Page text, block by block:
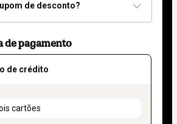
de desconto?
de pagamento
de crédito
cartões